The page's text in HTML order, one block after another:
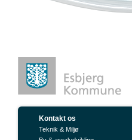
Kontakt os
Teknik & Miljø